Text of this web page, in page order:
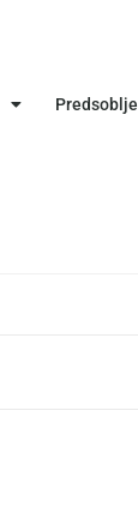
Predsoblje